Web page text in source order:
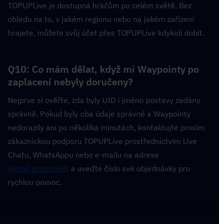
TOPUPLive je dostupná hráčům po celém světě. Bez
ohledu na to, v jakém regionu nebo na jakém zařízení
hrajete, můžete svůj účet přes TOPUPLive kdykoli dobít.
Q10: Co mám dělat, když mi Waypointy po
zaplacení nebyly doručeny?
Nejprve si ověřte, zda byly UID i jméno postavy zadány
správně. Pokud byly oba údaje správné a Waypointy
nedorazily ani po několika minutách, kontaktujte prosím
zákaznickou podporu TOPUPLive prostřednictvím Live
[email protected] a uveďte číslo své objednávky pro
rychlou pomoc.